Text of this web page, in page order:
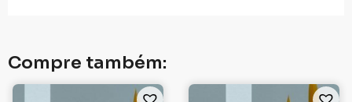
Compre também: